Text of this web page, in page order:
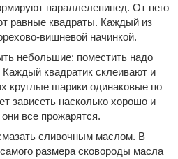
параллелепипед. От него
равные квадраты. Каждый из
вишневой начинкой.
небольшие: поместить надо
квадратик склеивают и
круглые шарики одинаковые по
зависеть насколько хорошо и
все прожарятся.
сливочным маслом. В
размера сковороды масла